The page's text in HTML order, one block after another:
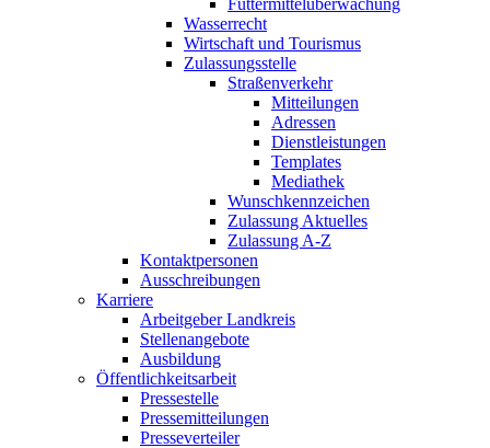
Futtermittelüberwachung
Wasserrecht
Wirtschaft und Tourismus
Zulassungsstelle
Straßenverkehr
Mitteilungen
Adressen
Dienstleistungen
Templates
Mediathek
Wunschkennzeichen
Zulassung Aktuelles
Zulassung A-Z
Kontaktpersonen
Ausschreibungen
Karriere
Arbeitgeber Landkreis
Stellenangebote
Ausbildung
Öffentlichkeitsarbeit
Pressestelle
Pressemitteilungen
Presseverteiler